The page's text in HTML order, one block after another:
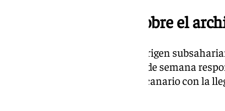
Presión migratoria sobre el
La llegada de 360 personas de origen
Sol a lo largo de este pasado fin de semana
está recibiendo el archipiélago canario con la